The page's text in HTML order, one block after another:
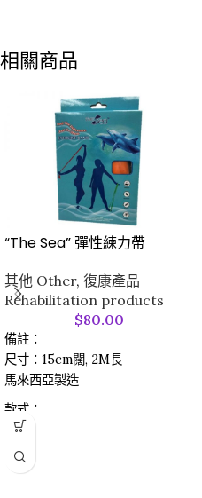
相關商品
“The Sea” 彈性練力帶
其他 Other, 復康產品
Rehabilitation products
$80.00
備註：
尺寸：15cm闊, 2M長
馬來西亞製造
款式：
0.25 Thick 厚 (Green 綠色)